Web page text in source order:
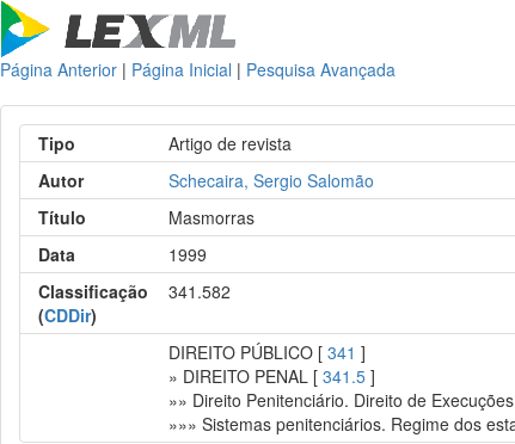
Página Anterior | Página Inicial | Pesquisa Avançada
Tipo
Artigo de revista
Autor
Schecaira, Sergio Salomão
Título
Masmorras
Data
1999
Classificação
(CDDir)
341.582
DIREITO PÚBLICO [341 ]
» DIREITO PENAL [341.5 ]
»» Direito Penitenciário. Direito de
»»» Sistemas penitenciários. Regime dos